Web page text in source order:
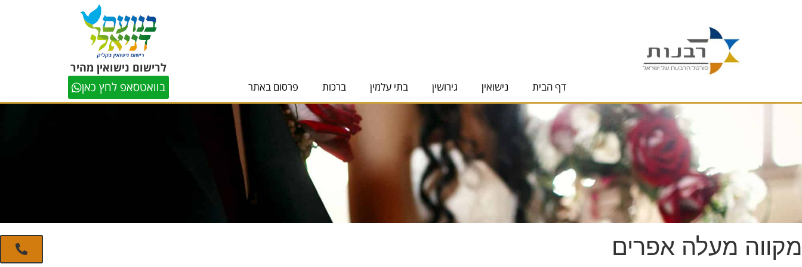
דף הבית נישואין גירושין בתי עלמין ברכות פרסום באתר
לרישום נישואין מהיר
בוואטסאפ לחץ כאן
מקווה מעלה אפרים